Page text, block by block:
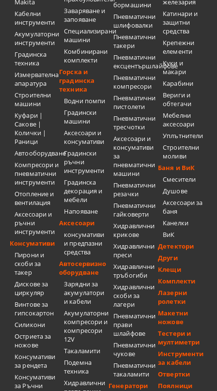
Makita
Кабелни
инструменти
Акумулаторни
инструменти
Градинска
техника
Измервателна
апаратура
Строителни
машини
Куфари |
Сакове |
Колички |
Раници
Автооборудване
Компресори и
пневматични
инструменти
Отопление и
вентилация
Аксесоари и
ръчни
инструменти
Консумативи
Пирони и
скоби за
такер
Дискове за
циркуляр
Винтове за
гипсокартон
Силикони
Остриета за
ножове
Консумативи
за рендета
Консумативи
за Ръчни
Заваряване и
запояване
Специализирани
машини
Комбинирани
комплекти
Горска и
градинска
техника
Водни помпи
Градински
машини
Аксесоари и
консумативи
Градински
ръчни
инструменти
Градинска
декорация и
мебели
Напояване
Аксесоари
консумативи
и предпазни
средства
Автосервизно
оборудване
Зарядни за
акумулатори
и кабели
Акумулаторни
компресори и
компресори
12V
Такаламити
Подемна
техника
Хидравлични
бормашини
Пневматични
шлифовалки
Пневматични
такери
Пневматични
ексцентършлайфове
Пневматични
компресори
Пневматични
пистолети
Пневматични
тресчотки
Аксесоари и
консумативи
за
пневматични
машини
Пневматични
резачки
Пневматични
гайковерти
Хидравлични
крикове
Хидравлични
преси
Хидравлични
тръбогиби
Хидравлични
скоби за
лагери
Пневматични
прави
шлайфове
Пневматични
чукове
Пневматични
такаламити
Генератори
железария
Катинари и
защитни
средства
Крепежни
елементи
Куки и
макари
Карабини
Вериги и
обтегачи
Мебелни
аксесоари
Уплътнители
Строителни
моливи
Баня и ВиК
Смесители
Душове
Аксесоари за
баня
Канелки
ВиК
Детектори
Други
Клещи
Комплекти
Лазерни
ролетки
Макетни
ножове
Тестери и
мултиметри
Инструменти
за кабели
Отвертки
Поялници